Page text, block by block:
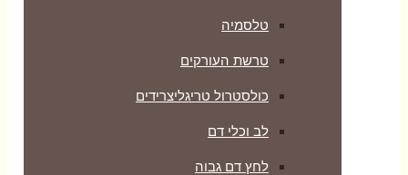
טלסמיה
טרשת העורקים
כולסטרול טריגליצרידים
לב וכלי דם
לחץ דם גבוה